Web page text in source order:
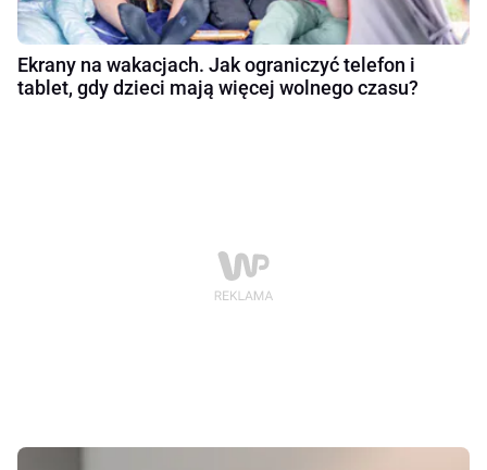
Ekrany na wakacjach. Jak ograniczyć telefon i
tablet, gdy dzieci mają więcej wolnego czasu?